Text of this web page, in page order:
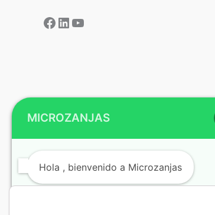
Facebook
LinkedIn
YouTube
MICROZANJAS
Hola , bienvenido a Microzanjas